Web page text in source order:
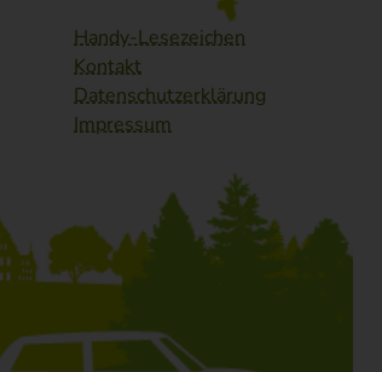
Handy-Lesezeichen
Kontakt
Datenschutzerklärung
Impressum